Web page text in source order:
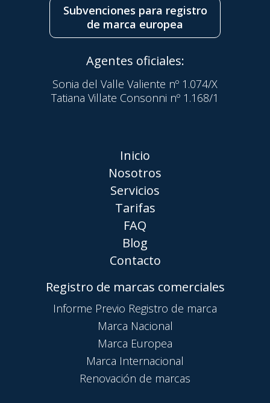
Subvenciones para registro
de marca europea
Agentes oficiales:
Sonia del Valle Valiente nº 1.074/X
Tatiana Villate Consonni nº 1.168/1
Inicio
Nosotros
Servicios
Tarifas
FAQ
Blog
Contacto
Registro de marcas comerciales
Informe Previo Registro de marca
Marca Nacional
Marca Europea
Marca Internacional
Renovación de marcas